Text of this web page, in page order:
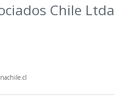
Chile Ltda